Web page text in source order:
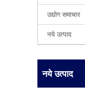
उद्योग समाचार
नये उत्पाद
नये उत्पाद